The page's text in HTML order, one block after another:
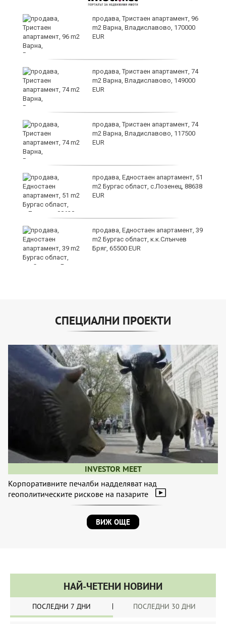
продава, Тристаен апартамент, 96
m2 Варна, Владиславово, 170000
EUR
продава, Тристаен апартамент, 74
m2 Варна, Владиславово, 149000
EUR
продава, Тристаен апартамент, 74
m2 Варна, Владиславово, 117500
EUR
продава, Едностаен апартамент, 51
m2 Бургас област, с.Лозенец, 88638
EUR
продава, Едностаен апартамент, 39
m2 Бургас област, к.к.Слънчев
Бряг, 65500 EUR
СПЕЦИАЛНИ ПРОЕКТИ
INVESTOR MEET
Корпоративните печалби надделяват над
геополитическите рискове на пазарите
ВИЖ ОЩЕ
НАЙ-ЧЕТЕНИ НОВИНИ
ПОСЛЕДНИ 7 ДНИ ПОСЛЕДНИ 30 ДНИ